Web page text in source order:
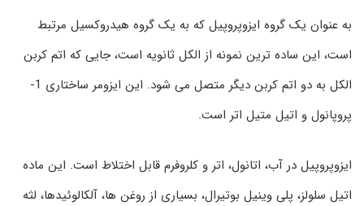
به عنوان یک گروه ایزوپروپیل که به یک گروه هیدروکسیل مرتبط
است، این ساده ترین نمونه از الکل ثانویه است، جایی که اتم کربن
الکل به دو اتم کربن دیگر متصل می شود. این ایزومر ساختاری 1-
پروپانول و اتیل متیل اتر است.
ایزوپروپیل در آب، اتانول، اتر و کلروفرم قابل اختلاط است. این ماده
اتیل سلولز، پلی وینیل بوتیرال، بسیاری از روغن ها، آلکالوئیدها، لثه